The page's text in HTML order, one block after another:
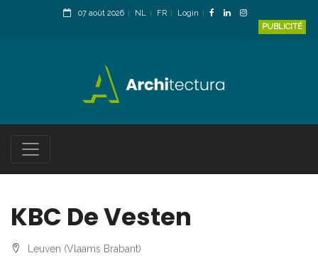
07 août 2026 NL FR
Login
PUBLICITÉ
KBC De Vesten
Leuven (Vlaams Brabant)